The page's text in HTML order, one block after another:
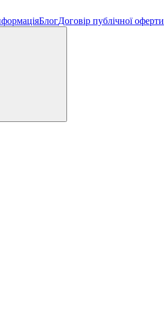
БлогДоговір публічної оферти